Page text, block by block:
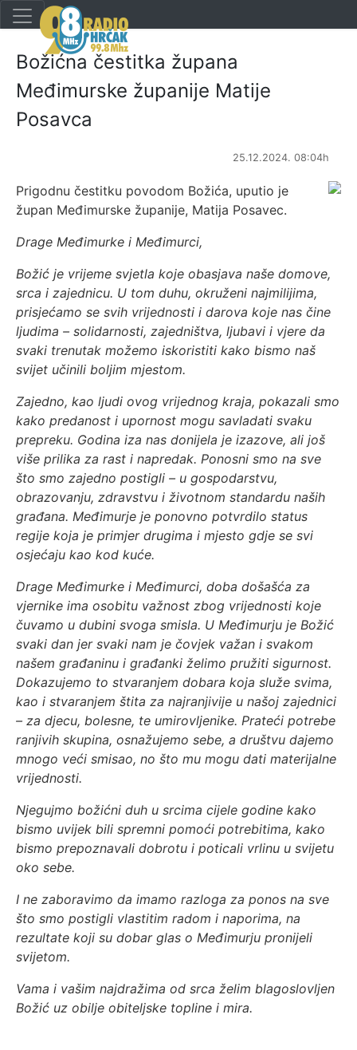
Božićna čestitka župana
Međimurske županije Matije
Posavca
25.12.2024. 08:04h
Prigodnu čestitku povodom Božića, uputio je
župan Međimurske županije, Matija Posavec.
Drage Međimurke i Međimurci,
Božić je vrijeme svjetla koje obasjava naše domove,
srca i zajednicu. U tom duhu, okruženi najmilijima,
prisjećamo se svih vrijednosti i darova koje nas čine
ljudima – solidarnosti, zajedništva, ljubavi i vjere da
svaki trenutak možemo iskoristiti kako bismo naš
svijet učinili boljim mjestom.
Zajedno, kao ljudi ovog vrijednog kraja, pokazali smo
kako predanost i upornost mogu savladati svaku
prepreku. Godina iza nas donijela je izazove, ali još
više prilika za rast i napredak. Ponosni smo na sve
što smo zajedno postigli – u gospodarstvu,
obrazovanju, zdravstvu i životnom standardu naših
građana. Međimurje je ponovno potvrdilo status
regije koja je primjer drugima i mjesto gdje se svi
osjećaju kao kod kuće.
Drage Međimurke i Međimurci, doba došašća za
vjernike ima osobitu važnost zbog vrijednosti koje
čuvamo u dubini svoga smisla. U Međimurju je Božić
svaki dan jer svaki nam je čovjek važan i svakom
našem građaninu i građanki želimo pružiti sigurnost.
Dokazujemo to stvaranjem dobara koja služe svima,
kao i stvaranjem štita za najranjivije u našoj zajednici
– za djecu, bolesne, te umirovljenike. Prateći potrebe
ranjivih skupina, osnažujemo sebe, a društvu dajemo
mnogo veći smisao, no što mu mogu dati materijalne
vrijednosti.
Njegujmo božićni duh u srcima cijele godine kako
bismo uvijek bili spremni pomoći potrebitima, kako
bismo prepoznavali dobrotu i poticali vrlinu u svijetu
oko sebe.
I ne zaboravimo da imamo razloga za ponos na sve
što smo postigli vlastitim radom i naporima, na
rezultate koji su dobar glas o Međimurju pronijeli
svijetom.
Vama i vašim najdražima od srca želim blagoslovljen
Božić uz obilje obiteljske topline i mira.